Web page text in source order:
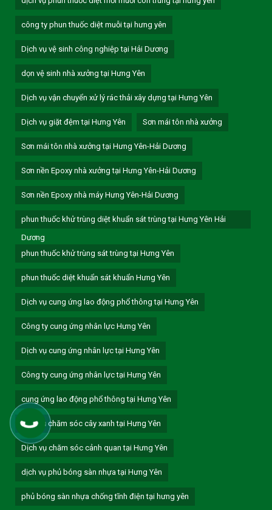
công ty phun thuốc diệt muỗi tại hưng yên
Dịch vụ vệ sinh công nghiệp tại Hải Dương
dọn vệ sinh nhà xưởng tại Hưng Yên
Dịch vụ vận chuyển xử lý rác thải xây dựng tại Hưng Yên
Dịch vụ giặt đệm tại Hưng Yên Sơn mái tôn nhà xưởng
Sơn mái tôn nhà xưởng tại Hưng Yên-Hải Dương
Sơn nền Epoxy nhà xưởng tại Hưng Yên-Hải Dương
Sơn nền Epoxy nhà máy Hưng Yên-Hải Dương
phun thuốc khử trùng diệt khuẩn sát trùng tại Hưng Yên Hải
Dương
phun thuốc khử trùng sát trùng tại Hưng Yên
phun thuốc diệt khuẩn sát khuẩn Hưng Yên
Dịch vụ cung ứng lao động phổ thông tại Hưng Yên
Công ty cung ứng nhân lực Hưng Yên
Dịch vụ cung ứng nhân lực tại Hưng Yên
Công ty cung ứng nhân lực tại Hưng Yên
cung ứng lao động phổ thông tại Hưng Yên
dịch vụ chăm sóc cây xanh tại Hưng Yên
Dịch vụ chăm sóc cảnh quan tại Hưng Yên
dịch vụ phủ bóng sàn nhựa tại Hưng Yên
phủ bóng sàn nhựa chống tĩnh điện tại hưng yên